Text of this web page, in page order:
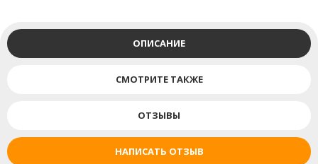
выполнять и другие функции!
Бильярдный стол с помощью столешницы легко
секций. Борт и игровое поле так же выполнены из ЛДСП,
толщиной 22 мм. Решение помогает сэкономить свободное
пространство и, при этом, обеспечивает приятный досуг в
ОПИСАНИЕ
СМОТРИТЕ ТАКЖЕ
ОТЗЫВЫ
НАПИСАТЬ ОТЗЫВ